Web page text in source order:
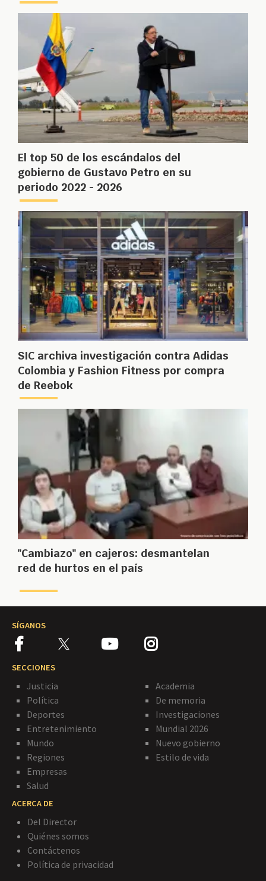
El top 50 de los escándalos del
gobierno de Gustavo Petro en su
periodo 2022 - 2026
SIC archiva investigación contra Adidas
Colombia y Fashion Fitness por compra
de Reebok
"Cambiazo" en cajeros: desmantelan
red de hurtos en el país
SÍGANOS
SECCIONES
Justicia
Política
Deportes
Entretenimiento
Mundo
Regiones
Empresas
Salud
Academia
De memoria
Investigaciones
Mundial 2026
Nuevo gobierno
Estilo de vida
ACERCA DE
Del Director
Quiénes somos
Contáctenos
Política de privacidad